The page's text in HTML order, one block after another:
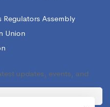
Regulators Assembly
Union
updates, events, and